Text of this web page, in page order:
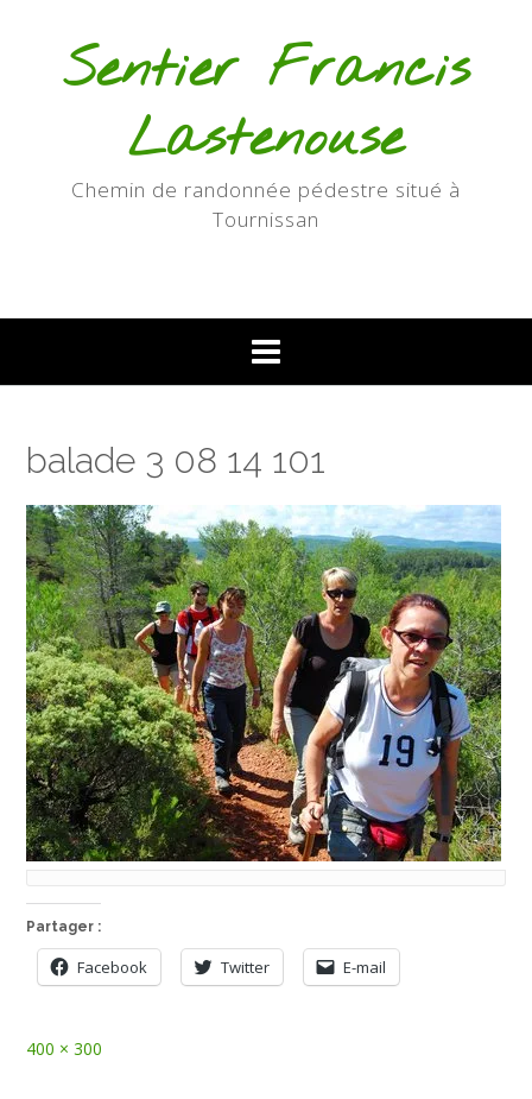
Sentier Francis
Lastenouse
Chemin de randonnée pédestre situé à
Tournissan
balade 3 08 14 101
Partager :
Facebook Twitter E-mail
Full
400 × 300